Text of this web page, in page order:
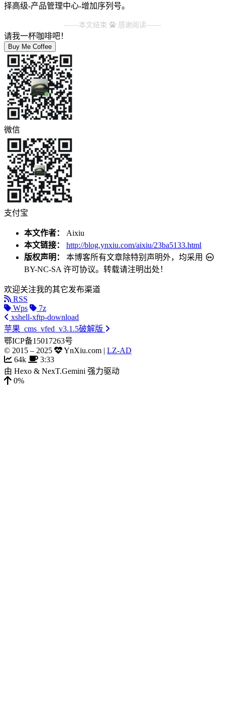
择高级-产品管理中心-增加序列号。
------本文结束 感谢阅读------
请我一杯咖啡吧！
Buy Me Coffee
微信
支付宝
本文作者： Aixiu
本文链接：
http://blog.ynxiu.com/aixiu/23ba5133.html
版权声明： 本博客所有文章除特别声明外，均采用
BY-NC-SA许可协议。转载请注明出处！
欢迎关注我的其它发布渠道
RSS
Wps
7z
xshell-xftp-download
苹果_cms_vfed_v3.1.5破解版
鄂ICP备15017263号
© 2015 – 2025 YnXiu.com | LZ-AD
64k
3:33
由 Hexo & NexT.Gemini 强力驱动
0%